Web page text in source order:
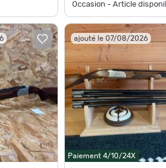
Occasion - Article
ajouté le 07/08/2026
Paiement 4/10/24X